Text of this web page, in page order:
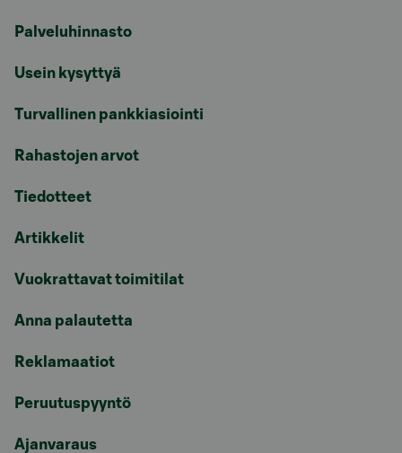
Palveluhinnasto
Usein kysyttyä
Turvallinen pankkiasiointi
Rahastojen arvot
Tiedotteet
Artikkelit
Vuokrattavat toimitilat
Anna palautetta
Reklamaatiot
Peruutuspyyntö
Ajanvaraus